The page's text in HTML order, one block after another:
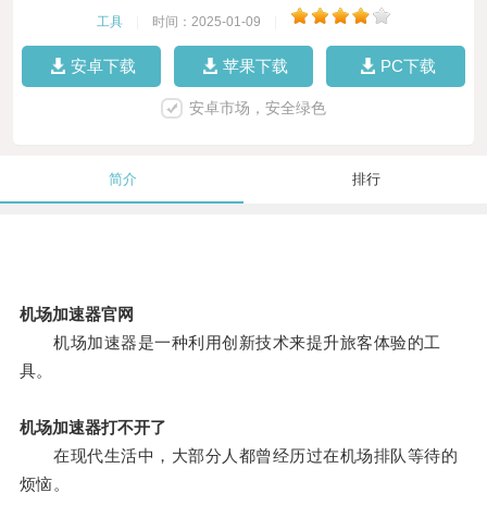
工具 时间：2025-01-09
安卓下载 苹果下载 PC下载
安卓市场，安全绿色
简介 排行
机场加速器官网
机场加速器是一种利用创新技术来提升旅客体验的工
具。
机场加速器打不开了
在现代生活中，大部分人都曾经历过在机场排队等待的
烦恼。